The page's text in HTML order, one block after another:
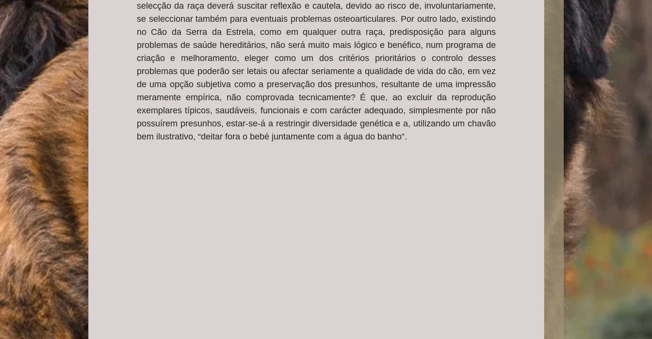
selecção da raça deverá suscitar reflexão e cautela, devido ao risco de, involuntariamente,
se seleccionar também para eventuais problemas osteoarticulares. Por outro lado, existindo
no Cão da Serra da Estrela, como em qualquer outra raça, predisposição para alguns
problemas de saúde hereditários, não será muito mais lógico e benéfico, num programa de
criação e melhoramento, eleger como um dos critérios prioritários o controlo desses
problemas que poderão ser letais ou afectar seriamente a qualidade de vida do cão, em vez
de uma opção subjetiva como a preservação dos presunhos, resultante de uma impressão
meramente empírica, não comprovada tecnicamente? É que, ao excluir da reprodução
exemplares típicos, saudáveis, funcionais e com carácter adequado, simplesmente por não
possuírem presunhos, estar-se-á a restringir diversidade genética e a, utilizando um chavão
bem ilustrativo, “deitar fora o bebé juntamente com a água do banho”.